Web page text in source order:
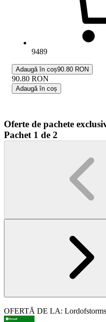
9489
Adaugă în coș90.80 RON
90.80 RON
Adaugă în coș
Oferte de pachete
Pachet 1 de 2
OFERTĂ DE LA: Lordofstorms